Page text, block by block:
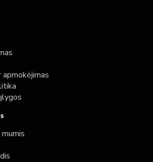
potinkinis WC rėmas su baltu